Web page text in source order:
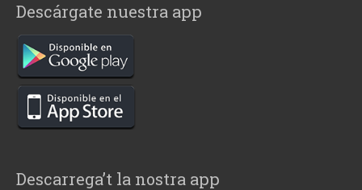
Descárgate nuestra app
Descarrega’t la nostra app